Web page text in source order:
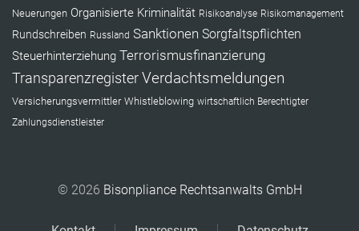
Neuerungen Organisierte Kriminalität Risikoanalyse Risikomanagement
Rundschreiben Russland Sanktionen Sorgfaltspflichten
Steuerhinterziehung Terrorismusfinanzierung
TransparenzregisterVerdachtsmeldungen
Versicherungsvermittler Whistleblowing wirtschaftlich Berechtigter
Zahlungsdienstleister
© 2026 Bisonpliance Rechtsanwalts GmbH